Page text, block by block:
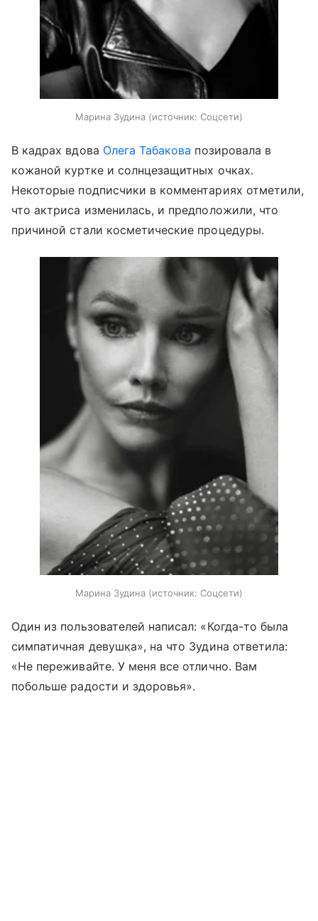
Марина Зудина источник: Соцсети
В кадрах вдова Олега Табакова позировала в
кожаной куртке и солнцезащитных очках.
Некоторые подписчики в комментариях отметили,
что актриса изменилась, и предположили, что
причиной стали косметические процедуры.
Марина Зудина источник: Соцсети
Один из пользователей написал: «Когда-то была
симпатичная девушка», на что Зудина ответила:
«Не переживайте. У меня все отлично. Вам
побольше радости и здоровья».